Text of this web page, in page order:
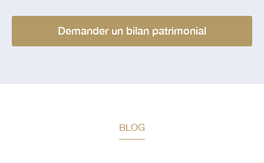
Demander un bilan patrimonial
BLOG